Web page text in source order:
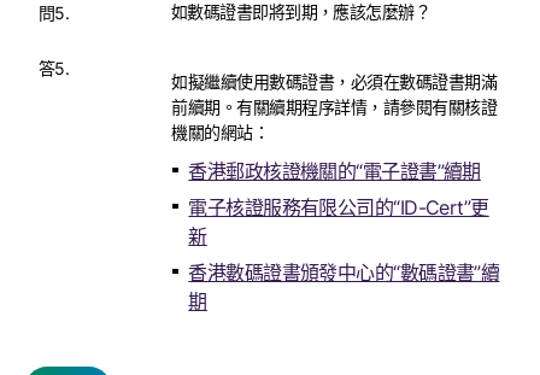
問5. 如數碼證書即將到期，應該怎麼辦？
答5.
如擬繼續使用數碼證書，必須在數碼證書期滿
前續期。有關續期程序詳情，請參閱有關核證
機關的網站：
香港郵政核證機關的“電子證書”續期
電子核證服務有限公司的“ID-Cert”更
新
香港數碼證書頒發中心的“數碼證書”續
期